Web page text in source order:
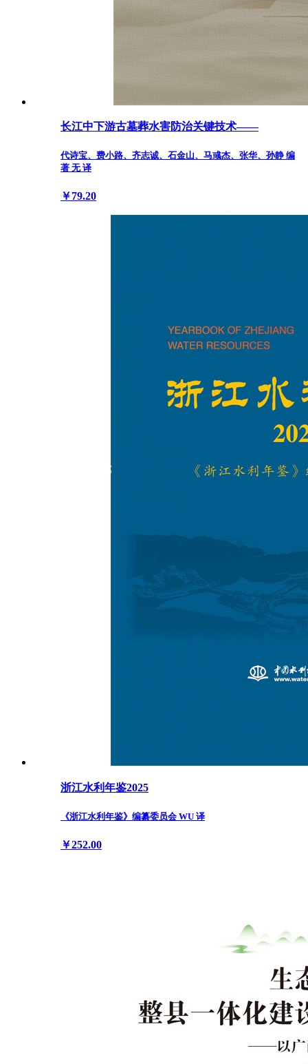
长江中下游古墓葬水害防治关键技术——
代诗宝、费小路、齐志诚、石金山、马彧杰、张华、孙静 编
著 无 译
￥79.20
浙江水利年鉴2025
《浙江水利年鉴》编纂委员会 WU 译
￥252.00